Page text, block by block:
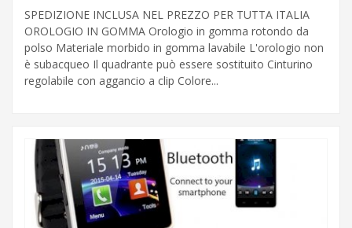
SPEDIZIONE INCLUSA NEL PREZZO PER TUTTA ITALIA
OROLOGIO IN GOMMA Orologio in gomma rotondo da
polso Materiale morbido in gomma lavabile L'orologio non
è subacqueo Il quadrante può essere sostituito Cinturino
regolabile con aggancio a clip Colore...